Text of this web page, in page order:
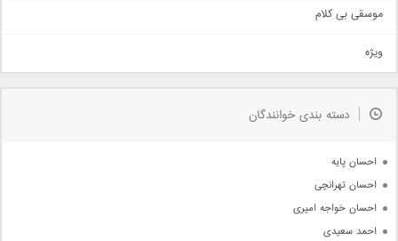
اهنگ بندرعباسی
دمو
مذهبی
جدیدترین ها
موسقی بی کلام
ویژه
دسته بندی خوانندگان
احسان پایه
احسان تهرانچی
احسان خواجه امیری
احمد سعیدی